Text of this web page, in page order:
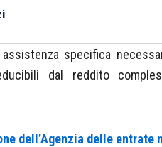
specifica
dal reddito
dell’Agenzia delle entrate